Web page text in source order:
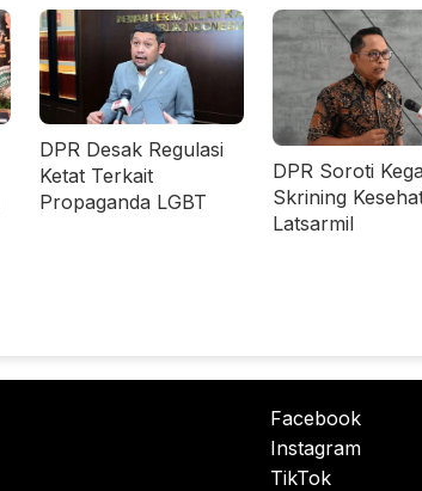
DPR Desak Regulasi
Ketat Terkait
Propaganda LGBT
DPR Soroti
Skrining
Latsarmil
Facebook
Instagram
TikTok